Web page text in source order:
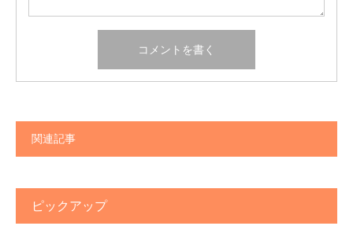
関連記事
ピックアップ